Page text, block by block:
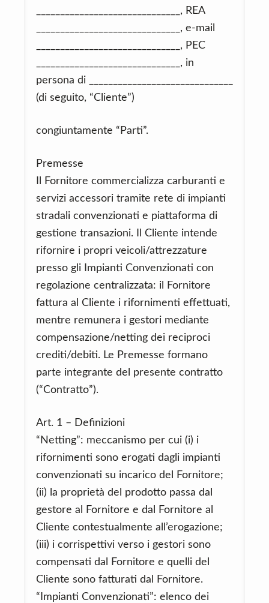
______________________________, REA
______________________________, e-mail
______________________________, PEC
______________________________, in
persona di ______________________________
(di seguito, “Cliente”)
congiuntamente “Parti”.
Premesse
Il Fornitore commercializza carburanti e
servizi accessori tramite rete di impianti
stradali convenzionati e piattaforma di
gestione transazioni. Il Cliente intende
rifornire i propri veicoli/attrezzature
presso gli Impianti Convenzionati con
regolazione centralizzata: il Fornitore
fattura al Cliente i rifornimenti effettuati,
mentre remunera i gestori mediante
compensazione/netting dei reciproci
crediti/debiti. Le Premesse formano
parte integrante del presente contratto
(“Contratto”).
Art. 1 – Definizioni
“Netting”: meccanismo per cui (i) i
rifornimenti sono erogati dagli impianti
convenzionati su incarico del Fornitore;
(ii) la proprietà del prodotto passa dal
gestore al Fornitore e dal Fornitore al
Cliente contestualmente all’erogazione;
(iii) i corrispettivi verso i gestori sono
compensati dal Fornitore e quelli del
Cliente sono fatturati dal Fornitore.
“Impianti Convenzionati”: elenco dei